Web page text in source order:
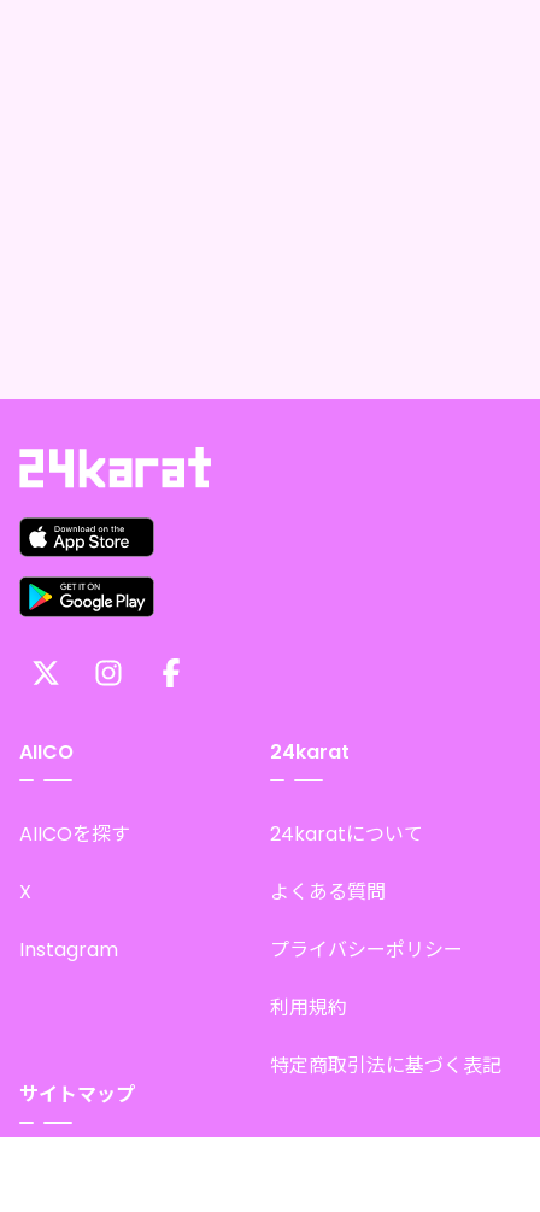
AIICO
AIICOを探す
X
Instagram
24karat
24karatについて
よくある質問
プライバシーポリシー
利用規約
特定商取引法に基づく表記
サイトマップ